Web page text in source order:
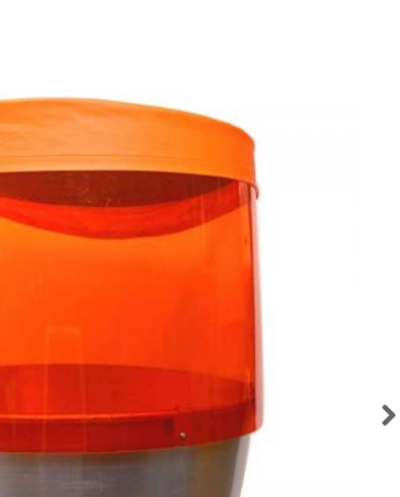
野球・ソフトボール
スポーツ 祭り・縁日